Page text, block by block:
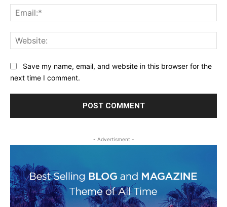
Save my name, email, and website in this browser for the
next time I comment.
- Advertisment -